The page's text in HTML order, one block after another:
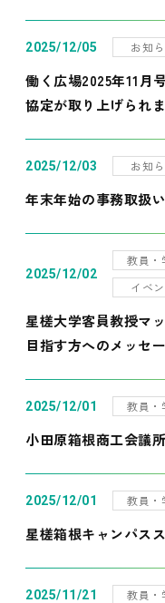
2025/12/05 お知
働く広場2025年11月
協定が取り上げられ
2025/12/03 お知
年末年始の事務取扱
2025/12/02
教員・
イベ
星槎大学客員教授マ
目指す方へのメッセ
2025/12/01 教員・
小田原箱根商工会議
2025/12/01 教員・
星槎箱根キャンパス
2025/11/21 教員・